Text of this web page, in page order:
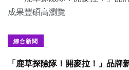
綜合新聞
「鹿草探險隊！開麥拉！」品牌